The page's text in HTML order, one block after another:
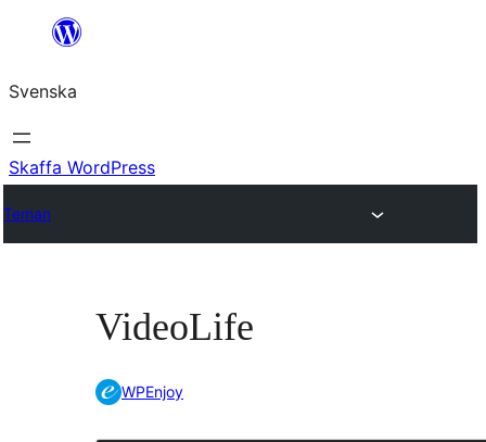
Hoppa
innehåll
Svenska
Skaffa WordPress
Teman
VideoLife
WPEnjoy